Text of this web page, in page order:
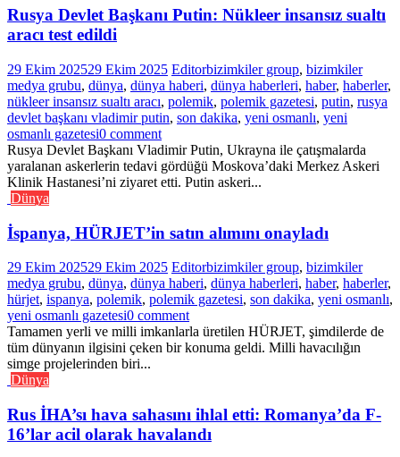
Rusya Devlet Başkanı Putin: Nükleer insansız sualtı
aracı test edildi
29 Ekim 202529 Ekim 2025 Editorbizimkiler group, bizimkiler
medya grubu, dünya, dünya haberi, dünya haberleri, haber, haberler,
nükleer insansız sualtı aracı, polemik, polemik gazetesi, putin, rusya
devlet başkanı vladimir putin, son dakika, yeni osmanlı, yeni
osmanlı gazetesi0 comment
Rusya Devlet Başkanı Vladimir Putin, Ukrayna ile çatışmalarda
yaralanan askerlerin tedavi gördüğü Moskova’daki Merkez Askeri
Klinik Hastanesi’ni ziyaret etti. Putin askeri...
Dünya
İspanya, HÜRJET’in satın alımını onayladı
29 Ekim 202529 Ekim 2025 Editorbizimkiler group, bizimkiler
medya grubu, dünya, dünya haberi, dünya haberleri, haber, haberler,
hürjet, ispanya, polemik, polemik gazetesi, son dakika, yeni osmanlı,
yeni osmanlı gazetesi0 comment
Tamamen yerli ve milli imkanlarla üretilen HÜRJET, şimdilerde de
tüm dünyanın ilgisini çeken bir konuma geldi. Milli havacılığın
simge projelerinden biri...
Dünya
Rus İHA’sı hava sahasını ihlal etti: Romanya’da F-
16’lar acil olarak havalandı